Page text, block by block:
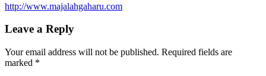
http://www.majalahgaharu.com
Leave a Reply
Your email address will not be published. Required fields are
marked *